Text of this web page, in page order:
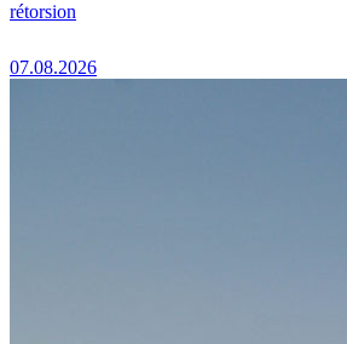
rétorsion
07.08.2026